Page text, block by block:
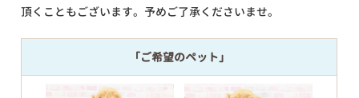
頂くこともございます。予めご了承くださいませ。
「ご希望のペット」